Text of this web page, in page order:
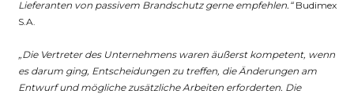
Lieferanten von passivem Brandschutz gerne empfehlen.“Budimex
S.A.
„Die Vertreter des Unternehmens waren äußerst kompetent, wenn
es darum ging, Entscheidungen zu treffen, die Änderungen am
Entwurf und mögliche zusätzliche Arbeiten erforderten. Die